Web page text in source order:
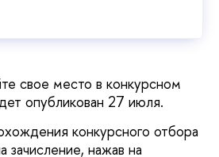
свое место в конкурсном
опубликован 27 июля.
конкурсного отбора
зачисление, нажав на